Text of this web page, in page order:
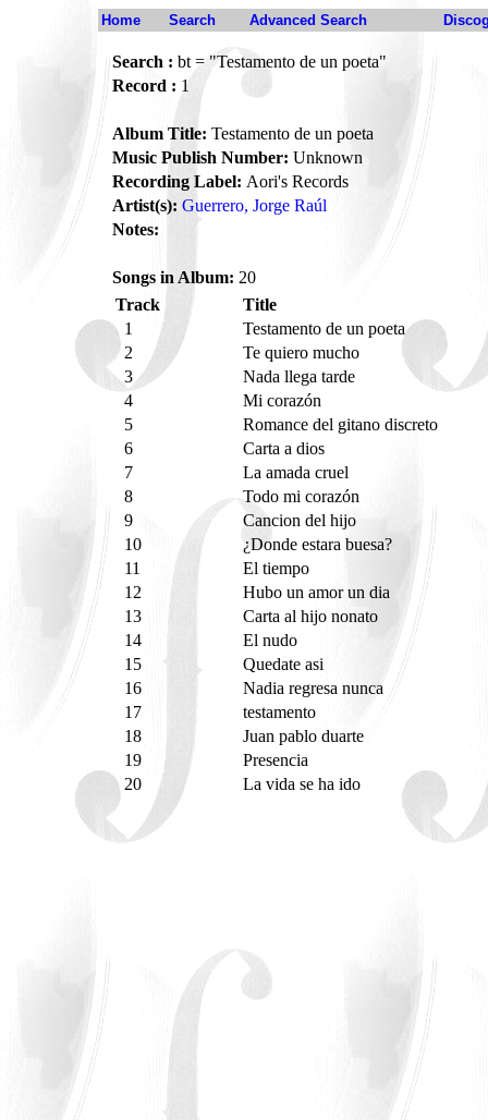
Home Search Advanced Search
Search : bt = "Testamento de un poeta"
Record : 1
Album Title: Testamento de un poeta
Music Publish Number: Unknown
Recording Label: Aori's Records
Artist(s): Guerrero, Jorge Raúl
Notes:
Songs in Album: 20
Track
Title
1
Testamento de un poeta
2
Te quiero mucho
3
Nada llega tarde
4
Mi corazón
5
Romance del gitano discreto
6
Carta a dios
7
La amada cruel
8
Todo mi corazón
9
Cancion del hijo
10
¿Donde estara buesa?
11
El tiempo
12
Hubo un amor un dia
13
Carta al hijo nonato
14
El nudo
15
Quedate asi
16
Nadia regresa nunca
17
testamento
18
Juan pablo duarte
19
Presencia
20
La vida se ha ido